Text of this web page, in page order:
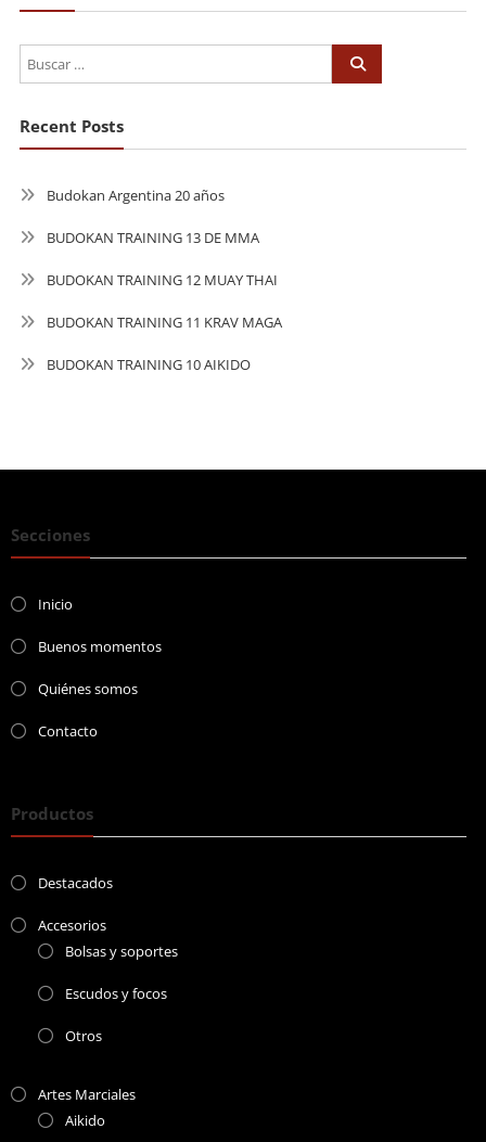
Recent Posts
Budokan Argentina 20 años
BUDOKAN TRAINING 13 DE MMA
BUDOKAN TRAINING 12 MUAY THAI
BUDOKAN TRAINING 11 KRAV MAGA
BUDOKAN TRAINING 10 AIKIDO
Secciones
Inicio
Buenos momentos
Quiénes somos
Contacto
Productos
Destacados
Accesorios
Bolsas y soportes
Escudos y focos
Otros
Artes Marciales
Aikido